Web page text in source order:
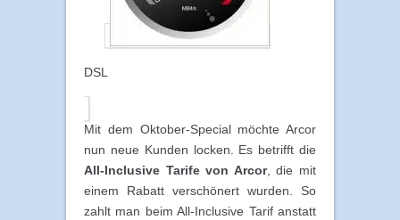
DSL
Mit dem Oktober-Special möchte Arcor
nun neue Kunden locken. Es betrifft die
All-Inclusive Tarife von Arcor, die mit
einem Rabatt verschönert wurden. So
zahlt man beim All-Inclusive Tarif anstatt